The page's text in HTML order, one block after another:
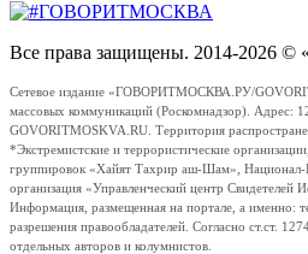
Все права защищены. 2014-2026 ©
Сетевое издание «ГОВОРИТМОСКВА.РУ/
массовых коммуникаций (Роскомнадзор). Адрес:
GOVORITMOSKVA.RU. Территория
*Экстремистские и террористические
группировок «Хайят Тахрир аш-Шам», Национал-
организация «Управленческий центр Свидетелей
Информация, размещенная на портале, а именно:
разрешения правообладателей. Согласно ст.ст.
отдельных авторов и колумнистов.